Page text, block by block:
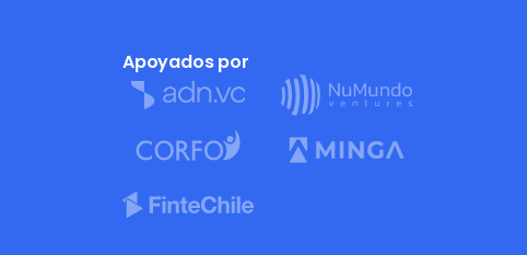
Apoyados por